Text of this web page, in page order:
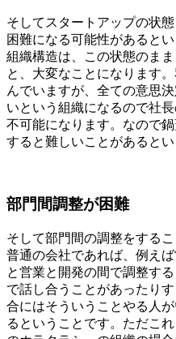
そしてスタートアップの状
困難になる可能性があると
組織構造は、この状態のま
と、大変なことになります
んでいますが、全ての意思
いという組織になるので社
不可能になります。なので
すると難しいことがあるとい
部門間調整が困難
そして部門間の調整をする
普通の会社であれば、例え
と営業と開発の間で調整す
で話し合うことがあったり
合にはそういうことやる人
るということです。ただこ